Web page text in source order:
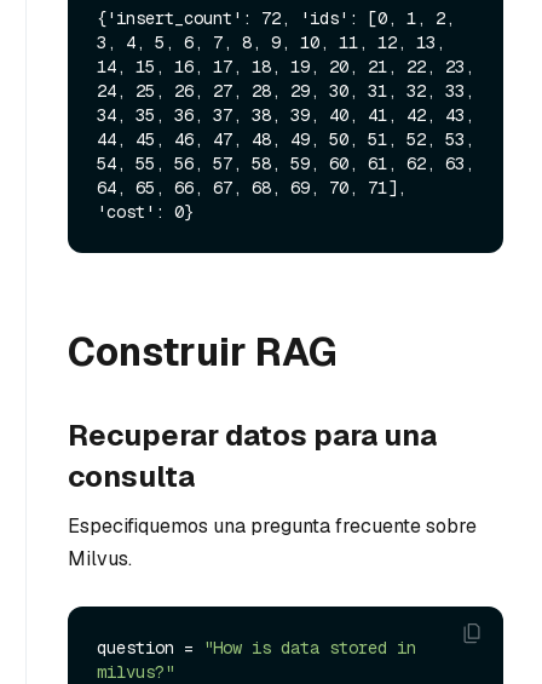
{'insert_count': 72, 'ids': [0, 1, 2,
3, 4, 5, 6, 7, 8, 9, 10, 11, 12, 13,
14, 15, 16, 17, 18, 19, 20, 21, 22, 23,
24, 25, 26, 27, 28, 29, 30, 31, 32, 33,
34, 35, 36, 37, 38, 39, 40, 41, 42, 43,
44, 45, 46, 47, 48, 49, 50, 51, 52, 53,
54, 55, 56, 57, 58, 59, 60, 61, 62, 63,
64, 65, 66, 67, 68, 69, 70, 71],
Construir RAG
Recuperar datos para una
consulta
Especifiquemos una pregunta frecuente sobre
Milvus.
question =
"How is data stored in
milvus?"